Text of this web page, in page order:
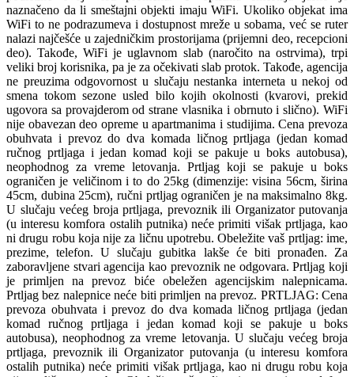
naznačeno da li smeštajni objekti imaju WiFi. Ukoliko objekat ima
WiFi to ne podrazumeva i dostupnost mreže u sobama, već se ruter
nalazi najčešće u zajedničkim prostorijama (prijemni deo, recepcioni
deo). Takođe, WiFi je uglavnom slab (naročito na ostrvima), trpi
veliki broj korisnika, pa je za očekivati slab protok. Takođe, agencija
ne preuzima odgovornost u slučaju nestanka interneta u nekoj od
smena tokom sezone usled bilo kojih okolnosti (kvarovi, prekid
ugovora sa provajderom od strane vlasnika i obrnuto i slično). WiFi
nije obavezan deo opreme u apartmanima i studijima. Cena prevoza
obuhvata i prevoz do dva komada ličnog prtljaga (jedan komad
ručnog prtljaga i jedan komad koji se pakuje u boks autobusa),
neophodnog za vreme letovanja. Prtljag koji se pakuje u boks
ograničen je veličinom i to do 25kg (dimenzije: visina 56cm, širina
45cm, dubina 25cm), ručni prtljag ograničen je na maksimalno 8kg.
U slučaju većeg broja prtljaga, prevoznik ili Organizator putovanja
(u interesu komfora ostalih putnika) neće primiti višak prtljaga, kao
ni drugu robu koja nije za ličnu upotrebu. Obeležite vaš prtljag: ime,
prezime, telefon. U slučaju gubitka lakše će biti pronađen. Za
zaboravljene stvari agencija kao prevoznik ne odgovara. Prtljag koji
je primljen na prevoz biće obeležen agencijskim nalepnicama.
Prtljag bez nalepnice neće biti primljen na prevoz. PRTLJAG: Cena
prevoza obuhvata i prevoz do dva komada ličnog prtljaga (jedan
komad ručnog prtljaga i jedan komad koji se pakuje u boks
autobusa), neophodnog za vreme letovanja. U slučaju većeg broja
prtljaga, prevoznik ili Organizator putovanja (u interesu komfora
ostalih putnika) neće primiti višak prtljaga, kao ni drugu robu koja